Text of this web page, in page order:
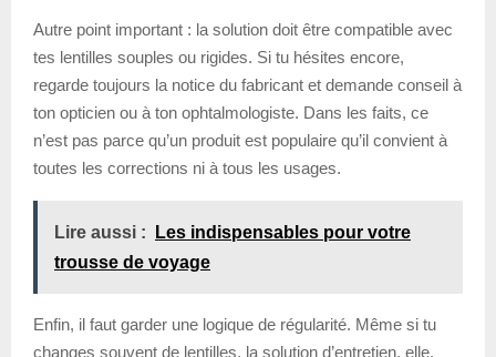
Autre point important : la solution doit être compatible avec
tes lentilles souples ou rigides. Si tu hésites encore,
regarde toujours la notice du fabricant et demande conseil à
ton opticien ou à ton ophtalmologiste. Dans les faits, ce
n’est pas parce qu’un produit est populaire qu’il convient à
toutes les corrections ni à tous les usages.
Lire aussi :
Les indispensables pour votre
trousse de voyage
Enfin, il faut garder une logique de régularité. Même si tu
changes souvent de lentilles, la solution d’entretien, elle,